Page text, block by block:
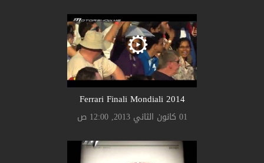
Ferrari Finali Mondiali 2014
01 كانون الثاني 2013, 12:00 ص